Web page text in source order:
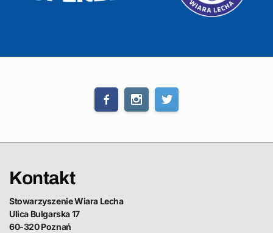
Kontakt
Stowarzyszenie Wiara Lecha
Ulica Bulgarska 17
60-320 Poznań